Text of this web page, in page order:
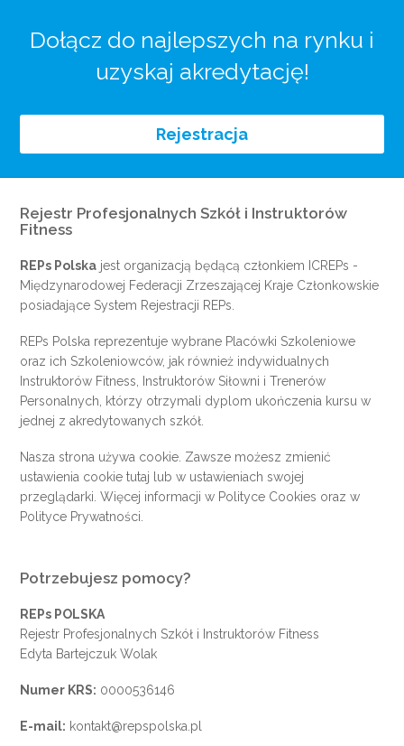
Dołącz do najlepszych na rynku i
uzyskaj akredytację!
Rejestracja
Rejestr Profesjonalnych Szkół i Instruktorów
Fitness
REPs Polska jest organizacją będącą członkiem ICREPs -
Międzynarodowej Federacji Zrzeszającej Kraje Członkowskie
posiadające System Rejestracji REPs.
REPs Polska reprezentuje wybrane Placówki Szkoleniowe
oraz ich Szkoleniowców, jak również indywidualnych
Instruktorów Fitness, Instruktorów Siłowni i Trenerów
Personalnych, którzy otrzymali dyplom ukończenia kursu w
jednej z akredytowanych szkół.
Nasza strona używa cookie. Zawsze możesz zmienić
ustawienia cookietutaj lub w ustawieniach swojej
przeglądarki. Więcej informacji w Polityce Cookies oraz w
Polityce Prywatności
Potrzebujesz pomocy?
REPs POLSKA
Rejestr Profesjonalnych Szkół i Instruktorów Fitness
Edyta Bartejczuk Wolak
Numer KRS: 0000536146
E-mail: kontakt@repspolska.pl